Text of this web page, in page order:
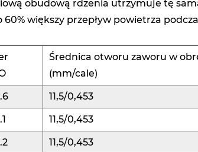
obudową rdzenia utrzymuje tę
60% większy przepływ powietrza
Średnica otworu zaworu w
(mm/cale)
11,5/0,453
11,5/0,453
11,5/0,453